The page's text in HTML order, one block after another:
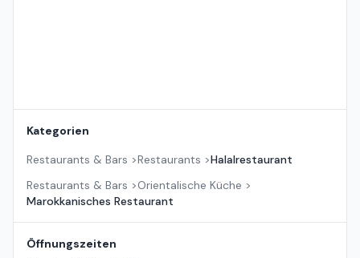
Kategorien
Restaurants & Bars >Restaurants >Halalrestaurant
Restaurants & Bars >Orientalische Küche >
Marokkanisches Restaurant
Öffnungszeiten